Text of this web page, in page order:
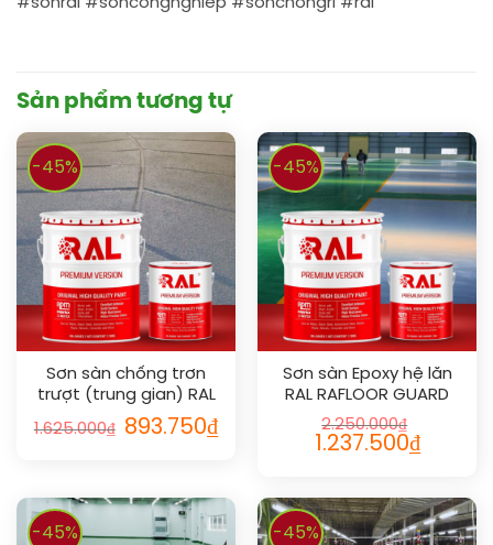
Sản phẩm tương tự
-45%
Sơn sàn chống trơn
trượt (trung gian) RAL
RAFLOOR ANTI-SLIP MIO
1.625.000₫ 893.750₫
-45%
Sơn sàn Epoxy hệ lăn
RAL RAFLOOR GUARD
2.250.000₫
1.237.500₫
-45% -45%